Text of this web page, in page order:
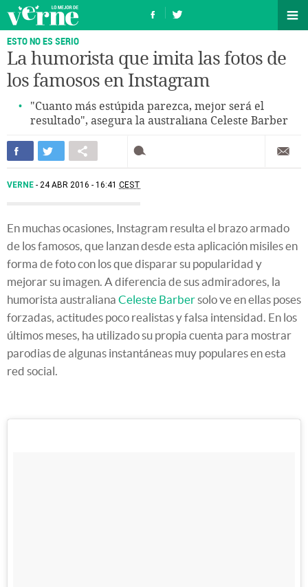
ESTO NO ES SERIO
La humorista que imita las fotos de
los famosos en Instagram
"Cuanto más estúpida parezca, mejor será el
resultado", asegura la australiana Celeste Barber
VERNE 24 ABR 2016 - 16:41 CEST
En muchas ocasiones, Instagram resulta el brazo armado
de los famosos, que lanzan desde esta aplicación misiles en
forma de foto con los que disparar su popularidad y
mejorar su imagen. A diferencia de sus admiradores, la
humorista australiana Celeste Barbersolo ve en ellas poses
forzadas, actitudes poco realistas y falsa intensidad. En los
últimos meses, ha utilizado su propia cuenta para mostrar
parodias de algunas instantáneas muy populares en esta
red social.